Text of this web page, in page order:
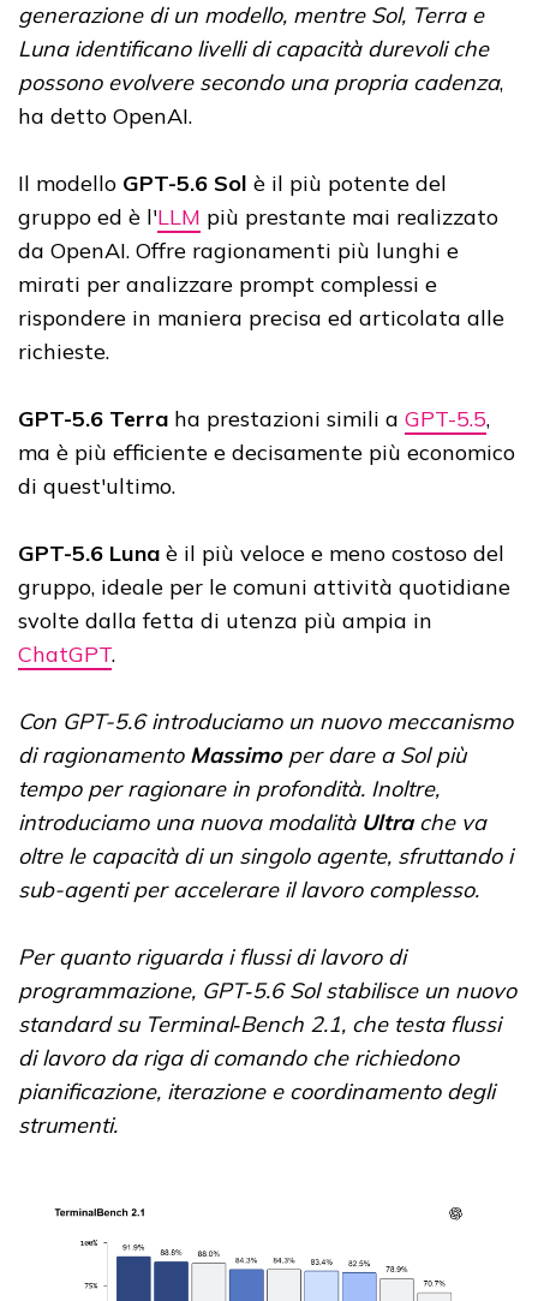
generazione di un modello, mentre Sol, Terra e
Luna identificano livelli di capacità durevoli che
possono evolvere secondo una propria cadenza,
ha detto OpenAI.
Il modello GPT-5.6 Sol è il più potente del
gruppo ed è l'LLM più prestante mai realizzato
da OpenAI. Offre ragionamenti più lunghi e
mirati per analizzare prompt complessi e
rispondere in maniera precisa ed articolata alle
richieste.
GPT-5.6 Terra ha prestazioni simili a GPT-5.5,
ma è più efficiente e decisamente più economico
di quest'ultimo.
GPT-5.6 Luna è il più veloce e meno costoso del
gruppo, ideale per le comuni attività quotidiane
svolte dalla fetta di utenza più ampia in
ChatGPT.
Con GPT-5.6 introduciamo un nuovo meccanismo
di ragionamento Massimoper dare a Sol più
tempo per ragionare in profondità. Inoltre,
introduciamo una nuova modalità Ultrache va
oltre le capacità di un singolo agente, sfruttando i
sub-agenti per accelerare il lavoro complesso.
Per quanto riguarda i flussi di lavoro di
programmazione, GPT‑5.6 Sol stabilisce un nuovo
standard su Terminal‑Bench 2.1, che testa flussi
di lavoro da riga di comando che richiedono
pianificazione, iterazione e coordinamento degli
strumenti.